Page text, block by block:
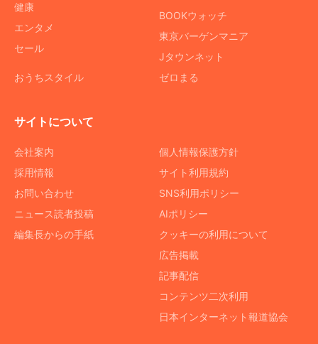
健康
エンタメ
セール
おうちスタイル
BOOKウォッチ
東京バーゲンマニア
Jタウンネット
ゼロまる
サイトについて
会社案内
採用情報
お問い合わせ
ニュース読者投稿
編集長からの手紙
個人情報保護方針
サイト利用規約
SNS利用ポリシー
AIポリシー
クッキーの利用について
広告掲載
記事配信
コンテンツ二次利用
日本インターネット報道協会